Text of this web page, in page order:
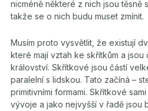
nicméně některé z nich jsou těsně
takže se o nich budu muset zmínit.
Musím proto vysvětlit, že existují
které mají vztah ke skřítkům a
království. Skřítkové jsou částí
paralelní s lidskou. Tato začíná –
primitivními formami. Skřítkové
vývoje a jako nejvyšší v řadě jsou